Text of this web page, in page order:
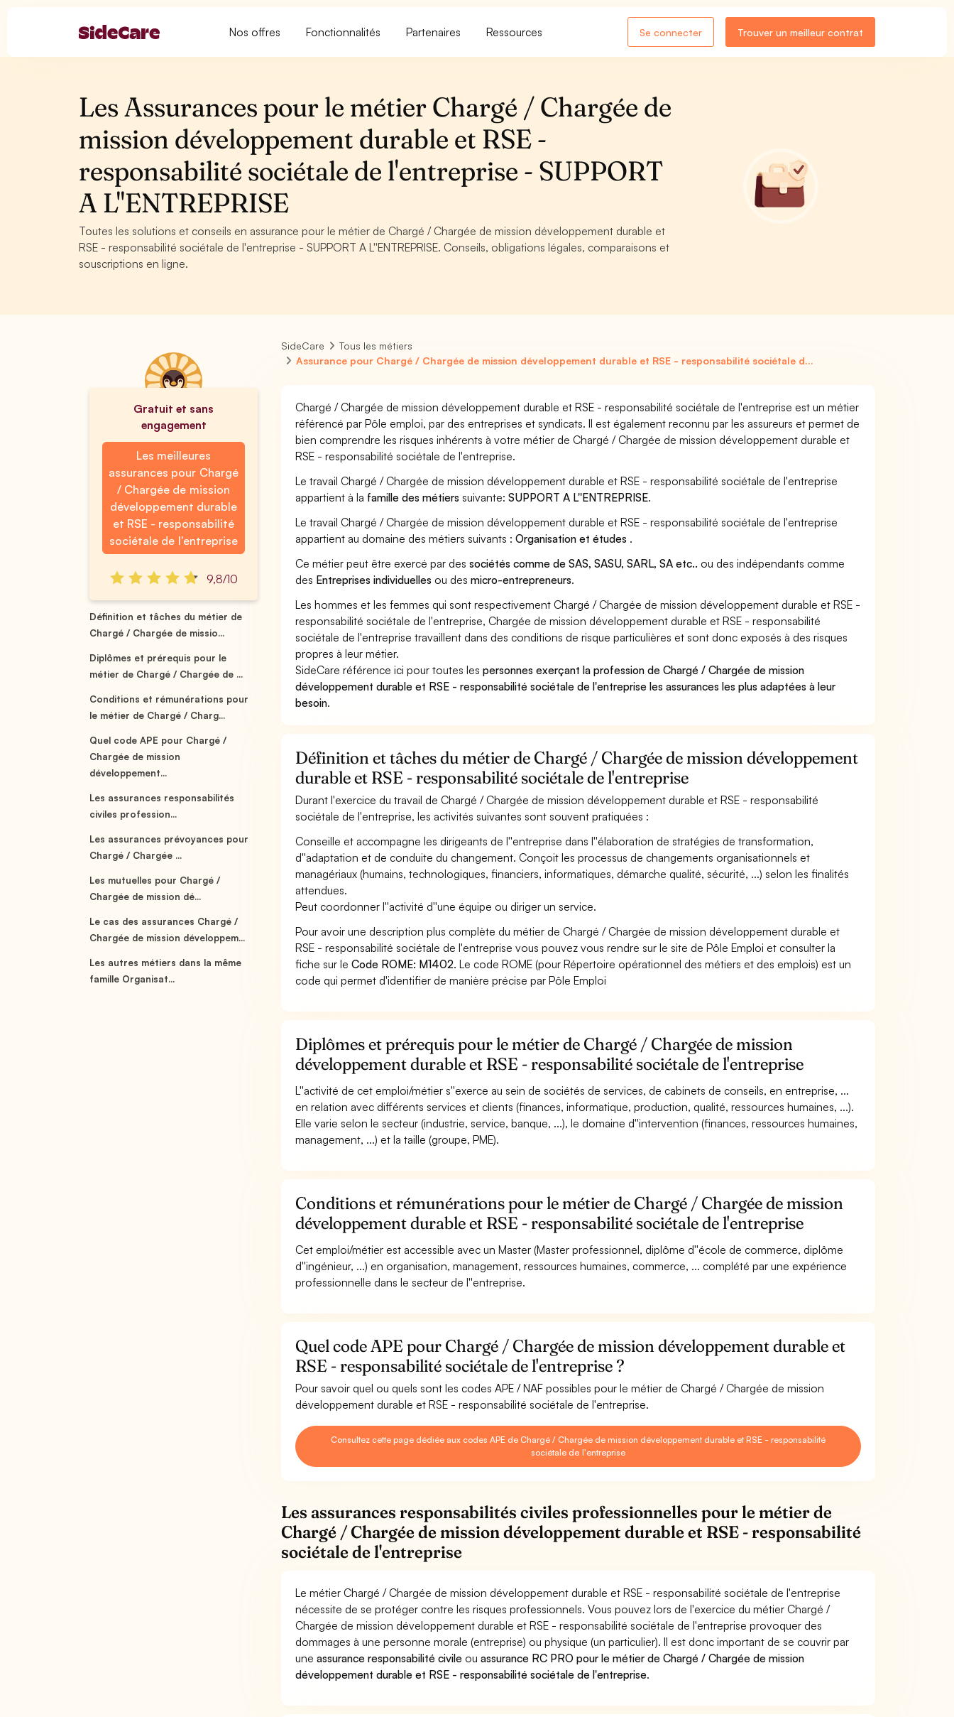
Nos offres Fonctionnalités Partenaires Ressources Se connecter Trouver un meilleur contrat
Les Assurances pour le métier Chargé / Chargée de
mission développement durable et RSE -
responsabilité sociétale de l'entreprise - SUPPORT
A L''ENTREPRISE
Toutes les solutions et conseils en assurance pour le métier de Chargé / Chargée de mission développement durable et
RSE - responsabilité sociétale de l'entreprise - SUPPORT A L''ENTREPRISE. Conseils, obligations légales, comparaisons et
souscriptions en ligne.
Gratuit et sans
engagement
Les meilleures
assurances pour Chargé
/ Chargée de mission
développement durable
et RSE - responsabilité
sociétale de l'entreprise
9,8/10
Définition et tâches du métier de
Chargé / Chargée de missio...
Diplômes et prérequis pour le
métier de Chargé / Chargée de ...
Conditions et rémunérations pour
le métier de Chargé / Charg...
Quel code APE pour Chargé /
Chargée de mission
développement...
Les assurances responsabilités
civiles profession...
Les assurances prévoyances pour
Chargé / Chargée ...
Les mutuelles pour Chargé /
Chargée de mission dé...
Le cas des assurances Chargé /
Chargée de mission développem...
Les autres métiers dans la même
famille Organisat...
SideCare
Tous les métiers
Assurance pour Chargé / Chargée de mission développement durable et RSE - responsabilité sociétale d...
Chargé / Chargée de mission développement durable et RSE - responsabilité sociétale de l'entreprise est un métier
référencé par Pôle emploi, par des entreprises et syndicats. Il est également reconnu par les assureurs et permet de
bien comprendre les risques inhérents à votre métier de Chargé / Chargée de mission développement durable et
RSE - responsabilité sociétale de l'entreprise.
Le travail Chargé / Chargée de mission développement durable et RSE - responsabilité sociétale de l'entreprise
appartient à la famille des métiers suivante:SUPPORT A L''ENTREPRISE.
Le travail Chargé / Chargée de mission développement durable et RSE - responsabilité sociétale de l'entreprise
appartient au domaine des métiers suivants :Organisation et études .
Ce métier peut être exercé par dessociétés comme de SAS, SASU, SARL, SA etc.. ou des indépendants comme
des Entreprises individuelles ou desmicro-entrepreneurs.
Les hommes et les femmes qui sont respectivement Chargé / Chargée de mission développement durable et RSE -
responsabilité sociétale de l'entreprise, Chargée de mission développement durable et RSE - responsabilité
sociétale de l'entreprise travaillent dans des conditions de risque particulières et sont donc exposés à des risques
propres à leur métier.
SideCare référence ici pour toutes lespersonnes exerçant la profession de Chargé / Chargée de mission
développement durable et RSE - responsabilité sociétale de l'entreprise les assurances les plus adaptées à leur
besoin.
Définition et tâches du métier de Chargé / Chargée de mission développement
durable et RSE - responsabilité sociétale de l'entreprise
Durant l'exercice du travail de Chargé / Chargée de mission développement durable et RSE - responsabilité
sociétale de l'entreprise, les activités suivantes sont souvent pratiquées :
Conseille et accompagne les dirigeants de l''entreprise dans l''élaboration de stratégies de transformation,
d''adaptation et de conduite du changement. Conçoit les processus de changements organisationnels et
managériaux (humains, technologiques, financiers, informatiques, démarche qualité, sécurité, ...) selon les finalités
attendues.
Peut coordonner l''activité d''une équipe ou diriger un service.
Pour avoir une description plus complète du métier de Chargé / Chargée de mission développement durable et
RSE - responsabilité sociétale de l'entreprise vous pouvez vous rendre sur le site de Pôle Emploi et consulter la
fiche sur leCode ROME: M1402. Le code ROME (pour Répertoire opérationnel des métiers et des emplois) est un
code qui permet d'identifier de manière précise par Pôle Emploi
Diplômes et prérequis pour le métier de Chargé / Chargée de mission
développement durable et RSE - responsabilité sociétale de l'entreprise
L''activité de cet emploi/métier s''exerce au sein de sociétés de services, de cabinets de conseils, en entreprise, ...
en relation avec différents services et clients (finances, informatique, production, qualité, ressources humaines, ...).
Elle varie selon le secteur (industrie, service, banque, ...), le domaine d''intervention (finances, ressources humaines,
management, ...) et la taille (groupe, PME).
Conditions et rémunérations pour le métier de Chargé / Chargée de mission
développement durable et RSE - responsabilité sociétale de l'entreprise
Cet emploi/métier est accessible avec un Master (Master professionnel, diplôme d''école de commerce, diplôme
d''ingénieur, ...) en organisation, management, ressources humaines, commerce, ... complété par une expérience
professionnelle dans le secteur de l''entreprise.
Quel code APE pour Chargé / Chargée de mission développement durable et
RSE - responsabilité sociétale de l'entreprise ?
Pour savoir quel ou quels sont les codes APE / NAF possibles pour le métier de Chargé / Chargée de mission
développement durable et RSE - responsabilité sociétale de l'entreprise.
Consultez cette page dédiée aux codes APE de Chargé / Chargée de mission développement durable et RSE - responsabilité
sociétale de l'entreprise
Les assurances responsabilités civiles professionnelles pour le métier de
Chargé / Chargée de mission développement durable et RSE - responsabilité
sociétale de l'entreprise
Le métier Chargé / Chargée de mission développement durable et RSE - responsabilité sociétale de l'entreprise
nécessite de se protéger contre les risques professionnels. Vous pouvez lors de l'exercice du métier Chargé /
Chargée de mission développement durable et RSE - responsabilité sociétale de l'entreprise provoquer des
dommages à une personne morale (entreprise) ou physique (un particulier). Il est donc important de se couvrir par
uneassurance responsabilité civile ouassurance RC PRO pour le métier de Chargé / Chargée de mission
développement durable et RSE - responsabilité sociétale de l'entreprise.